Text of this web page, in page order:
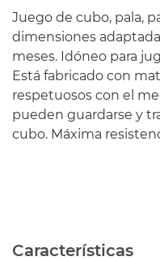
Juego de cubo, pala,
dimensiones
meses. Idóneo para
Está fabricado con
respetuosos con el
pueden guardarse y
cubo. Máxima
Características